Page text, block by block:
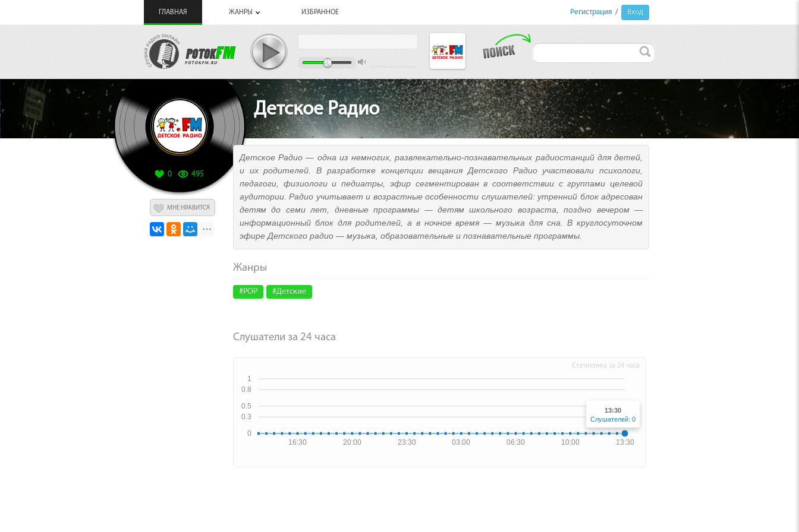
ГЛАВНАЯ ЖАНРЫ ИЗБРАННОЕ Регистрация / Вход
Детское Радио
0 495
МНЕ НРАВИТСЯ
Детское Радио — одна из немногих, развлекательно-познавательных радиостанций для детей,
и их родителей. В разработке концепции вещания Детского Радио участвовали психологи,
педагоги, физиологи и педиатры, эфир сегментирован в соответствии с группами целевой
аудитории. Радио учитывает и возрастные особенности слушателей: утренний блок адресован
детям до семи лет, дневные программы — детям школьного возраста, поздно вечером —
информационный блок для родителей, а в ночное время — музыка для сна. В круглосуточном
эфире Детского радио — музыка, образовательные и познавательные программы.
#POP #Детские
Слушатели за 24 часа
Статистика за 24 часа
0
0.3
0.5
0.8
1
13:30
10:00
06:30
03:00
23:30
20:00
16:30
13:30
Слушателей: 0